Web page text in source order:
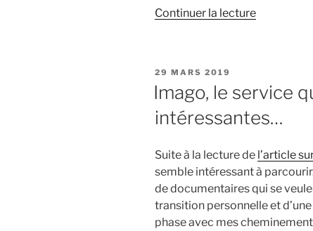
Continuer la lecturede
PUBLIÉ
LE
29 MARS 2019
Imago, le service
intéressantes…
Suite à la lecture de l’article
semble intéressant à
de documentaires qui se
transition personnelle et
phase avec mes